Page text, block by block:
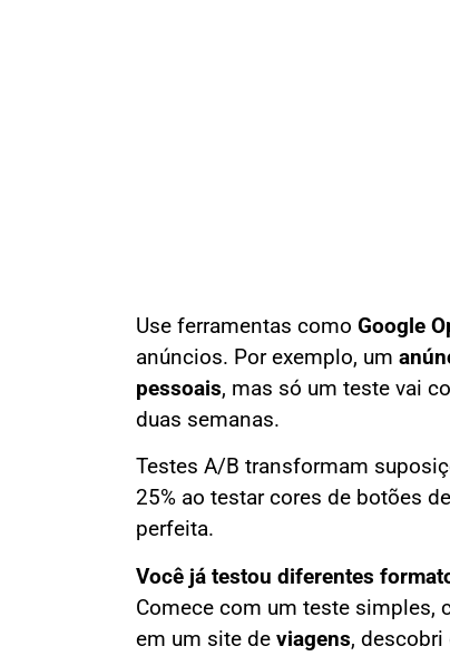
Use ferramentas como Google
anúncios. Por exemplo, um
pessoais, mas só um teste vai
duas semanas.
Testes A/B transformam
25% ao testar cores de botões
perfeita.
Você já testou diferentes
Comece com um teste simples,
em um site de viagens,